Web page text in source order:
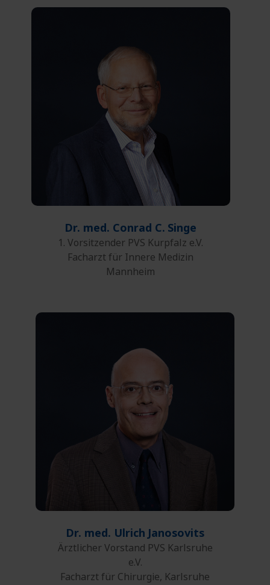
Telefon:
0621 164-208
Fax:
0621 164-5208
E-Mail
Dr. med. Conrad C. Singe
1. Vorsitzender PVS Kurpfalz e.V.
Facharzt für Innere Medizin
Mannheim
Telefon:
0721 55980-0
Fax:
0721 55980-31
E-Mail
Dr. med. Ulrich Janosovits
Ärztlicher Vorstand PVS Karlsruhe
e.V.
Facharzt für Chirurgie, Karlsruhe